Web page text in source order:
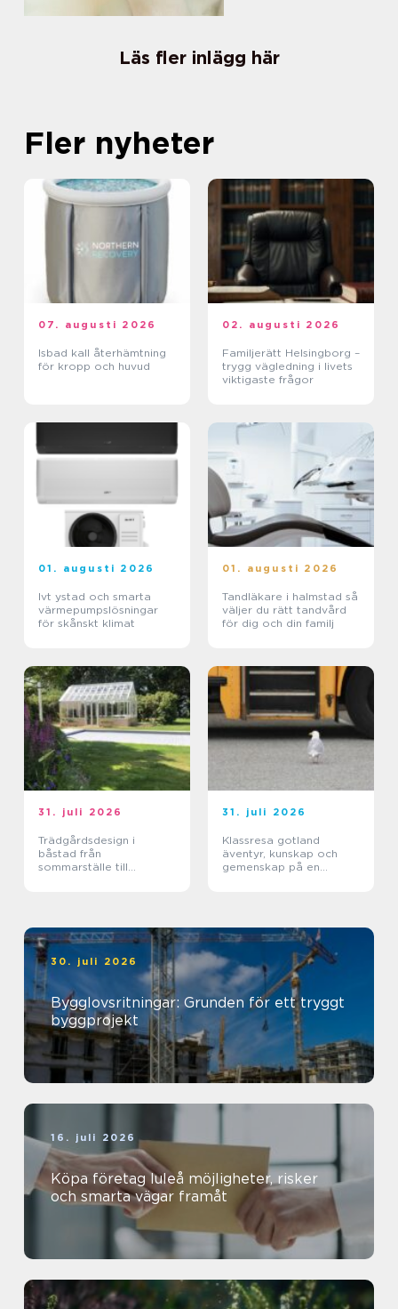
Läs fler inlägg här
Fler nyheter
07. augusti 2026
Isbad kall återhämtning
för kropp och huvud
02. augusti 2026
Familjerätt Helsingborg –
trygg vägledning i livets
viktigaste frågor
01. augusti 2026
Ivt ystad och smarta
värmepumpslösningar
för skånskt klimat
01. augusti 2026
Tandläkare i halmstad så
väljer du rätt tandvård
för dig och din familj
31. juli 2026
Trädgårdsdesign i
båstad från
sommarställe till
31. juli 2026
Klassresa gotland
äventyr, kunskap och
gemenskap på en
30. juli 2026
Bygglovsritningar: Grunden för ett tryggt
byggprojekt
16. juli 2026
Köpa företag luleå möjligheter, risker
och smarta vägar framåt